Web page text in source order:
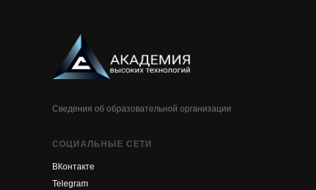
Сведения об образовательной организации
СОЦИАЛЬНЫЕ СЕТИ
ВКонтакте
Telegram